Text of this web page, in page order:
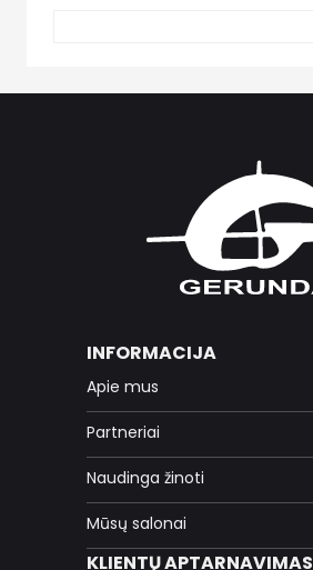
INFORMACIJA
Apie mus
Partneriai
Naudinga žinoti
Mūsų salonai
KLIENTŲ APTARNAVIMAS